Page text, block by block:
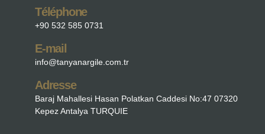
Téléphone
+90 532 585 0731
E-mail
info@tanyanargile.com.tr
Adresse
Baraj Mahallesi Hasan Polatkan Caddesi No:47 07320
Kepez Antalya TURQUIE